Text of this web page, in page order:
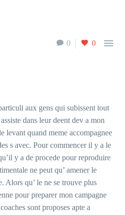
0 0 
aux gens qui subissent tout
dans leur deent dev a mon
levant quand meme accompagnee
s avec. Pour commencer il y a le
y a de procede pour reproduire
ne peut qu’ amener le
Alors qu’ le ne se trouve plus
pour preparer mon campagne
sont proposes apte a